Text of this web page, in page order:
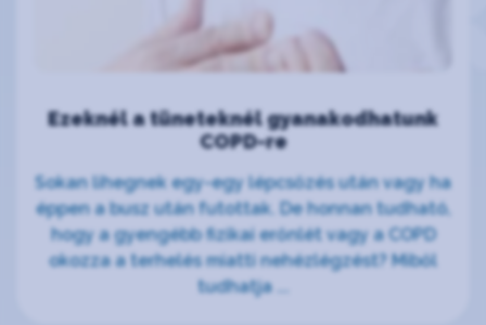
Ezeknél a tüneteknél gyanakodhatunk
COPD-re
Sokan lihegnek egy-egy lépcsőzés után vagy ha
éppen a busz után futottak. De honnan tudható,
hogy a gyengébb fizikai erőnlét vagy a COPD
okozza a terhelés miatti nehézlégzést? Miből
tudhatja ...